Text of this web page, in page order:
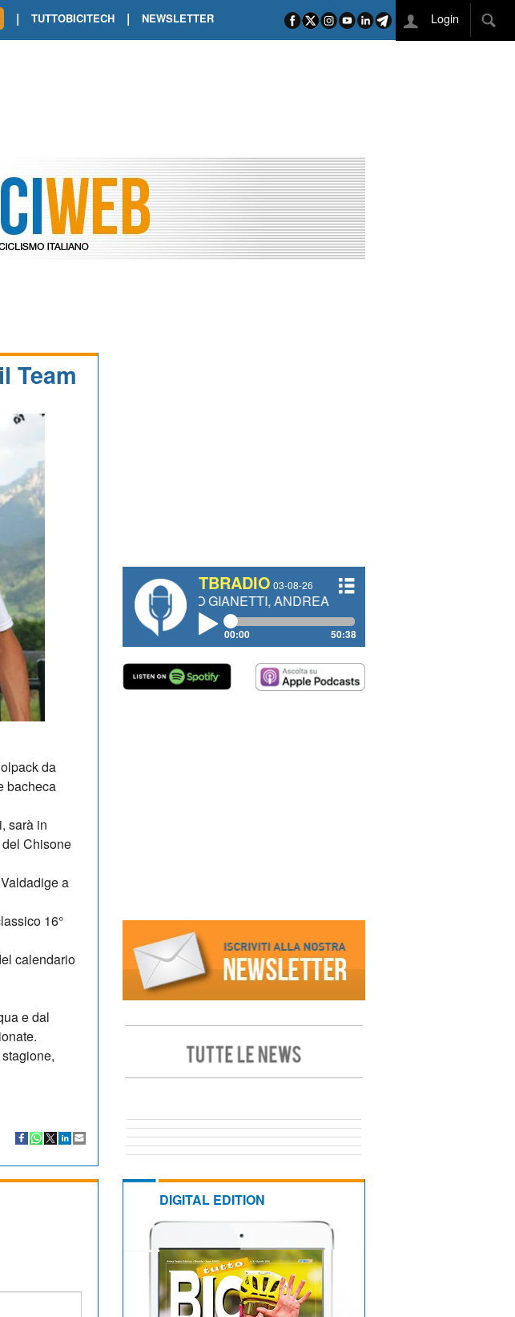
DE FRANCE. ORCIERES-MERLETTE INCORONA CARAPAZ
FRANCE. A VOIRON TRIONFO DI PHILIPSEN SU SCHMID E KOOIJ
| TUTTOBICITECH | NEWSLETTER Login
Team
da
bacheca
sarà in
del Chisone
a
16°
calendario
e dal
TBRADIO 03-08-26
MAURO GIANETTI, ANDREA VENDRAME, FILIPPO FIORELLI
00:00 50:38
DIGITAL EDITION